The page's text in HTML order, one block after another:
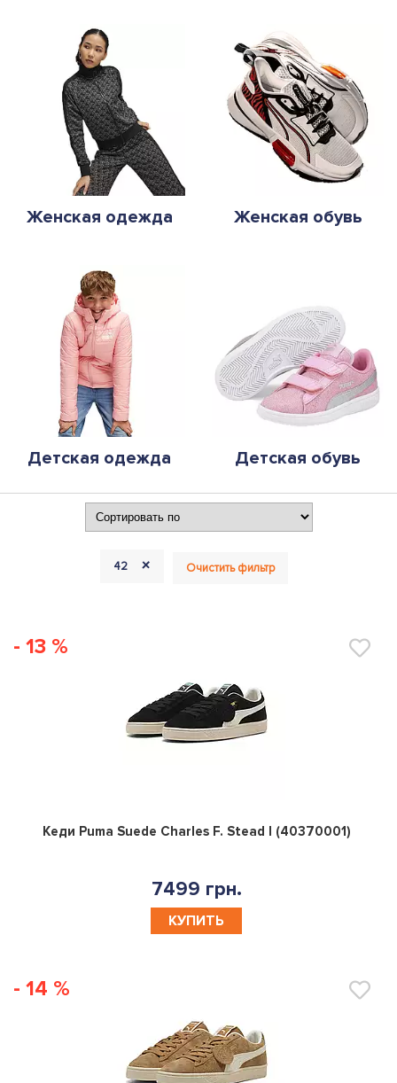
Женская одежда Женская обувь
Детская одежда Детская обувь
42 + Очистить фильтр
- 13 %
0
Кеди Puma Suede Charles F. Stead I (40370001)
7499 грн.
КУПИТЬ
- 14 %